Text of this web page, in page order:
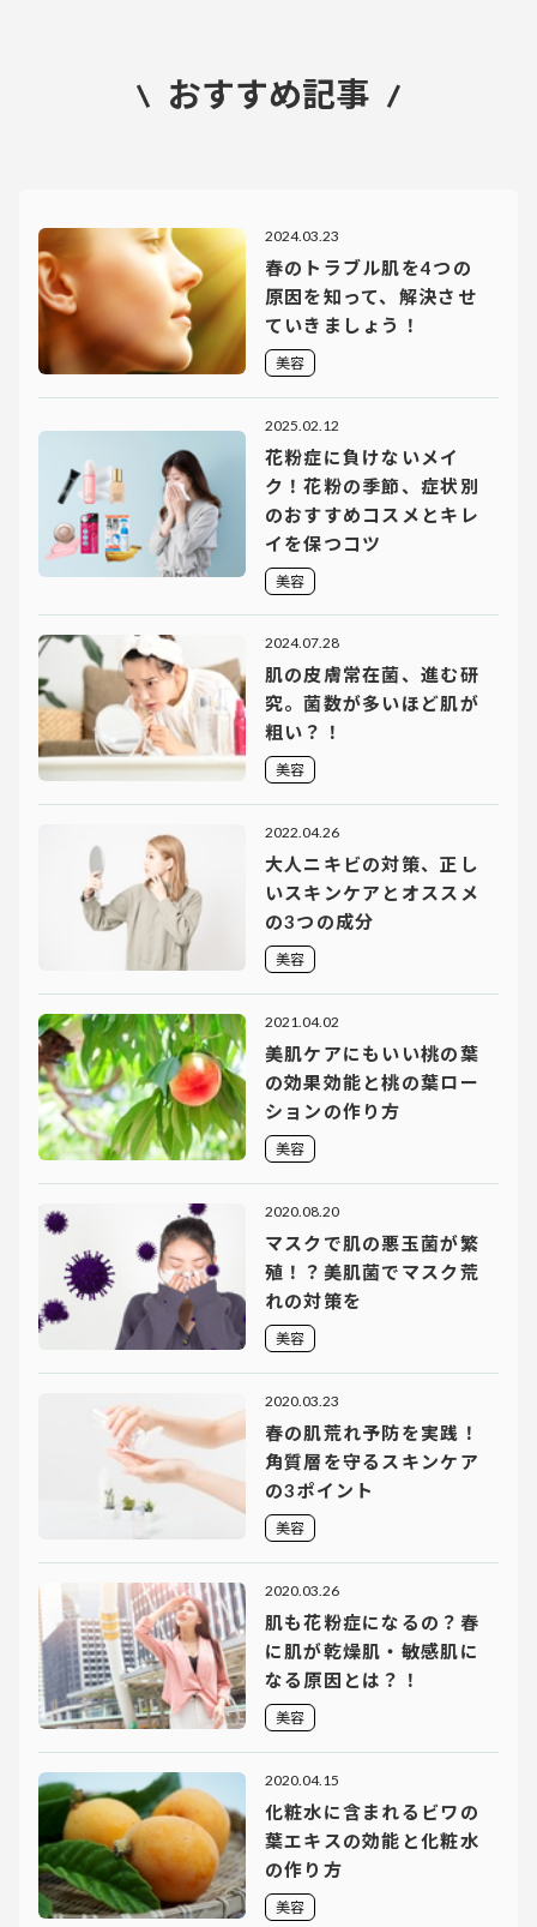
おすすめ記事
2024.03.23
春のトラブル肌を4つの
原因を知って、解決させ
ていきましょう！
美容
2025.02.12
花粉症に負けないメイ
ク！花粉の季節、症状別
のおすすめコスメとキレ
イを保つコツ
美容
2024.07.28
肌の皮膚常在菌、進む研
究。菌数が多いほど肌が
粗い？！
美容
2022.04.26
大人ニキビの対策、正し
いスキンケアとオススメ
の3つの成分
美容
2021.04.02
美肌ケアにもいい桃の葉
の効果効能と桃の葉ロー
ションの作り方
美容
2020.08.20
マスクで肌の悪玉菌が繁
殖！？美肌菌でマスク荒
れの対策を
美容
2020.03.23
春の肌荒れ予防を実践！
角質層を守るスキンケア
の3ポイント
美容
2020.03.26
肌も花粉症になるの？春
に肌が乾燥肌・敏感肌に
なる原因とは？！
美容
2020.04.15
化粧水に含まれるビワの
葉エキスの効能と化粧水
の作り方
美容